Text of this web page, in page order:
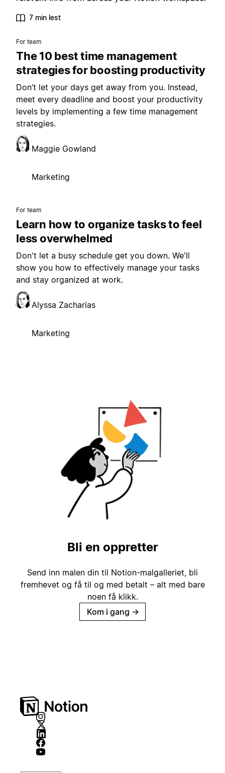
7 min lest
For team
The 10 best time management
strategies for boosting productivity
Don’t let your days get away from you. Instead,
meet every deadline and boost your productivity
levels by implementing a few time management
strategies.
Maggie Gowland
Marketing
For team
Learn how to organize tasks to feel
less overwhelmed
Don't let a busy schedule get you down. We'll
show you how to effectively manage your tasks
and stay organized at work.
Alyssa Zacharias
Marketing
Bli en oppretter
Send inn malen din til Notion-malgalleriet, bli
fremhevet og få til og med betalt – alt med bare
noen få klikk.
Kom i gang →